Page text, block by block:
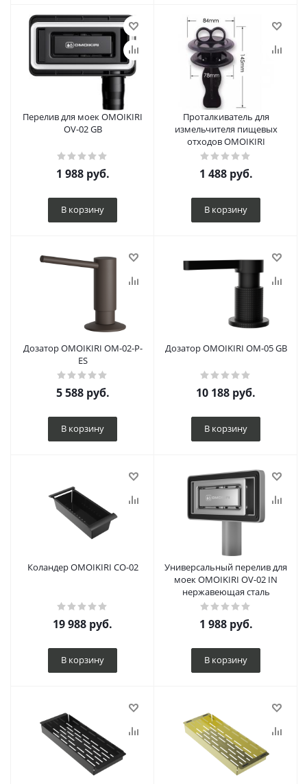
Перелив для моек OMOIKIRI
OV-02 GB
1 988руб.
В корзину
Проталкиватель для
измельчителя пищевых
отходов OMOIKIRI
1 488руб.
В корзину
Дозатор OMOIKIRI OM-02-P-
ES
5 588руб.
В корзину
Дозатор OMOIKIRI OM-05 GB
10 188 руб.
В корзину
Коландер OMOIKIRI CO-02
19 988 руб.
В корзину
Универсальный перелив для
моек OMOIKIRI OV-02 IN
нержавеющая сталь
1 988руб.
В корзину